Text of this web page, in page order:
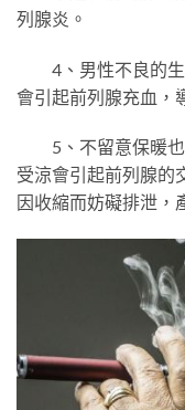
列腺炎。
4、男性不良的生
會引起前列腺充血，
5、不留意保暖也
受涼會引起前列腺的
因收縮而妨礙排泄，